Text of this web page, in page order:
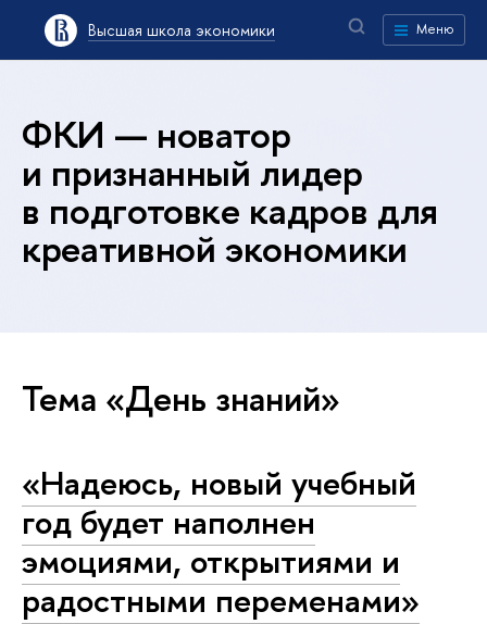
Высшая школа экономики Меню
ФКИ — новатор
и признанный лидер
в подготовке кадров для
креативной экономики
Тема «День знаний»
«Надеюсь, новый учебный
год будет наполнен
эмоциями, открытиями и
радостными переменами»